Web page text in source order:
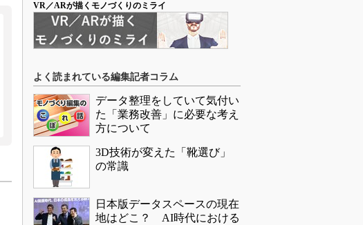
VR／ARが描くモノづくりのミライ
よく読まれている編集記者コラム
データ整理をしていて気付い
た「業務改善」に必要な考え
方について
3D技術が変えた「靴選び」
の常識
日本版データスペースの現在
地はどこ？ AI時代における